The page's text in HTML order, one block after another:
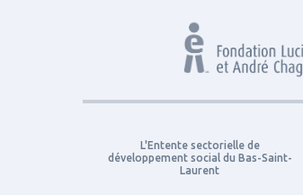
L'Entente sectorielle de
développement social du Bas-Saint-
Laurent